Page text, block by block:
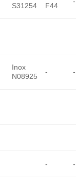
S31254
F44
Inox
N08925
- -
- -